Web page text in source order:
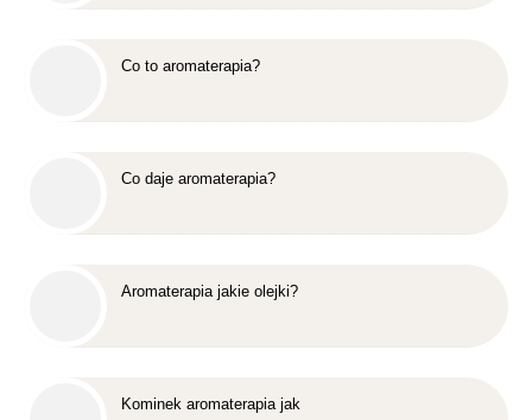
Co to aromaterapia?
Co daje aromaterapia?
Aromaterapia jakie olejki?
Kominek aromaterapia jak